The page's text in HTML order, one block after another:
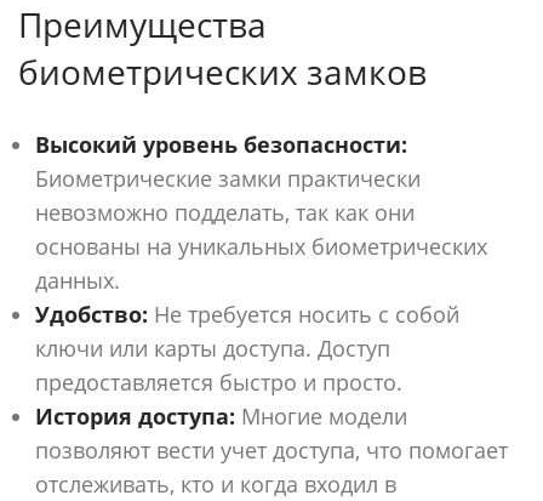
Преимущества
биометрических замков
Высокий уровень безопасности:
Биометрические замки практически
невозможно подделать, так как они
основаны на уникальных биометрических
данных.
Удобство: Не требуется носить с собой
ключи или карты доступа. Доступ
предоставляется быстро и просто.
История доступа: Многие модели
позволяют вести учет доступа, что помогает
отслеживать, кто и когда входил в